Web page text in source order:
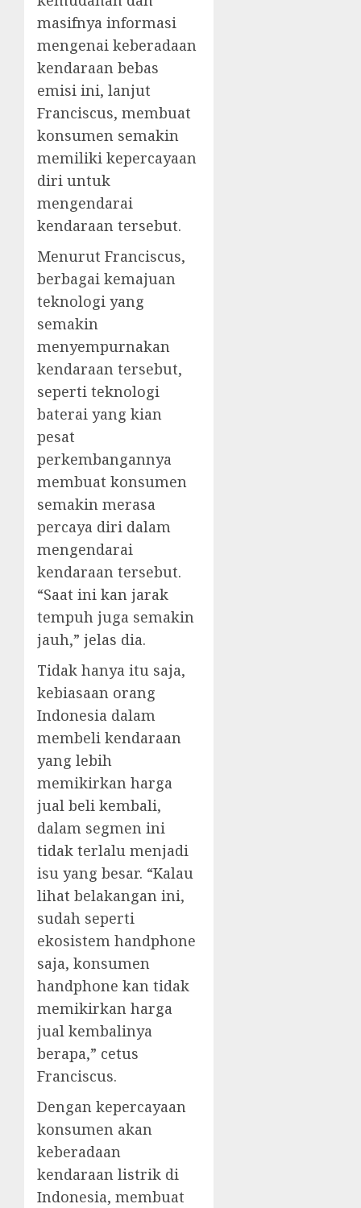
masifnya informasi
mengenai keberadaan
kendaraan bebas
emisi ini, lanjut
Franciscus, membuat
konsumen semakin
memiliki kepercayaan
diri untuk
mengendarai
kendaraan tersebut.
Menurut Franciscus,
berbagai kemajuan
teknologi yang
semakin
menyempurnakan
kendaraan tersebut,
seperti teknologi
baterai yang kian
pesat
perkembangannya
membuat konsumen
semakin merasa
percaya diri dalam
mengendarai
kendaraan tersebut.
“Saat ini kan jarak
tempuh juga semakin
jauh,” jelas dia.
Tidak hanya itu saja,
kebiasaan orang
Indonesia dalam
membeli kendaraan
yang lebih
memikirkan harga
jual beli kembali,
dalam segmen ini
tidak terlalu menjadi
isu yang besar. “Kalau
lihat belakangan ini,
sudah seperti
ekosistem handphone
saja, konsumen
handphone kan tidak
memikirkan harga
jual kembalinya
berapa,” cetus
Franciscus.
Dengan kepercayaan
konsumen akan
keberadaan
kendaraan listrik di
Indonesia, membuat